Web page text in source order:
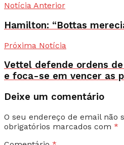
Notícia Anterior
Hamilton: “Bottas
Próxima Notícia
Vettel defende ordens
e foca-se em vencer as
Deixe um comentário
O seu endereço de email não
obrigatórios marcados com *